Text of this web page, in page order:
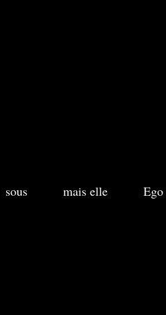
sous mais elle Ego